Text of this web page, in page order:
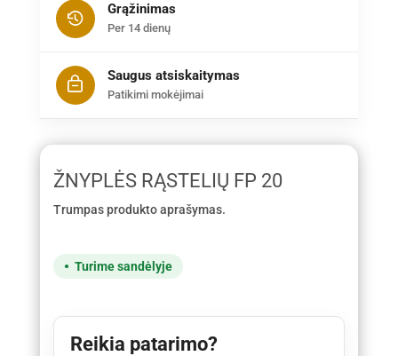
Grąžinimas
Per 14 dienų
Saugus atsiskaitymas
Patikimi mokėjimai
ŽNYPLĖS RĄSTELIŲ FP 20
Trumpas produkto aprašymas.
Turime sandėlyje
Reikia patarimo?